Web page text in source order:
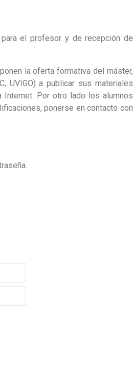
para el profesor y de recepción de
la oferta formativa del máster,
UVIGO) a publicar sus materiales
Por otro lado los alumnos
ponerse en contacto con